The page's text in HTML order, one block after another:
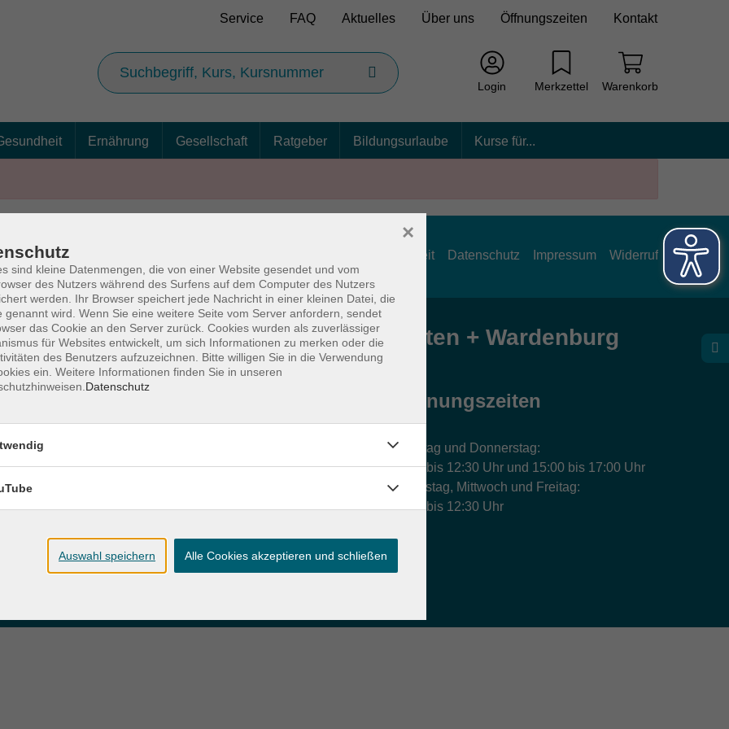
Service FAQ Aktuelles Über uns Öffnungszeiten Kontakt
Login Merkzettel Warenkorb
Ernährung Gesellschaft Ratgeber Bildungsurlaube Kurse für...
Barrierefreiheit Datenschutz Impressum Widerruf
und Donnerstag:
Volkshochschule Hatten + Wardenburg
26203 Wardenburg
Öffnungszeiten
Montag und Donnerstag:
9:00 bis 12:30 Uhr und 15:00 bis 17:00 Uhr
Dienstag, Mittwoch und Freitag:
9:00 bis 12:30 Uhr
sind kleine Datenmengen, die von einer Website gesendet und vom
des Nutzers während des Surfens auf dem Computer des Nutzers
werden. Ihr Browser speichert jede Nachricht in einer kleinen Datei, die
genannt wird. Wenn Sie eine weitere Seite vom Server anfordern, sendet
das Cookie an den Server zurück. Cookies wurden als zuverlässiger
für Websites entwickelt, um sich Informationen zu merken oder die
des Benutzers aufzuzeichnen. Bitte willigen Sie in die Verwendung
ein. Weitere Informationen finden Sie in unseren
Datenschutz
×
Auswahl speichern Alle Cookies akzeptieren und schließen